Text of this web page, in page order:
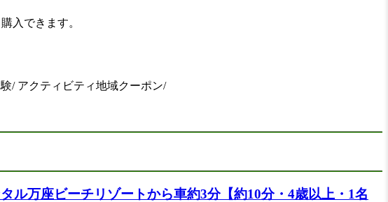
入できます。
/ アクティビティ地域クーポン/
万座ビーチリゾートから車約3分【約10分・4歳以上・1名